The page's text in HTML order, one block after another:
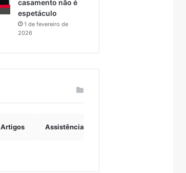
casamento não é
espetáculo
1 de fevereiro de
2026
Artigos Assistência Social